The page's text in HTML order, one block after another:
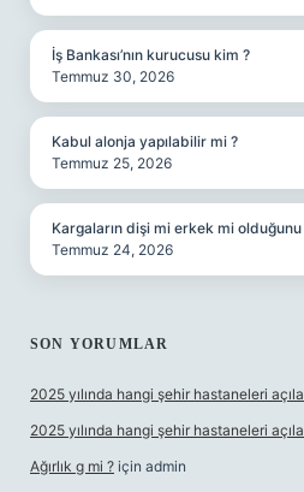
İş Bankası’nın kurucusu kim ?
Temmuz 30, 2026
Kabul alonja yapılabilir mi ?
Temmuz 25, 2026
Kargaların dişi mi erkek mi olduğunu
Temmuz 24, 2026
SON YORUMLAR
2025 yılında hangi şehir hastaneleri
2025 yılında hangi şehir hastaneleri
Ağırlık g mi ? için admin